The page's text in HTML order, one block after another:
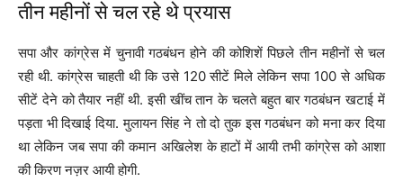
तीन महीनों से चल रहे थे प्रयास
सपा और कांग्रेस में चुनावी गठबंधन होने की कोशिशें पिछले तीन महीनों से चल
रही थी. कांग्रेस चाहती थी कि उसे 120 सीटें मिले लेकिन सपा 100 से अधिक
सीटें देने को तैयार नहीं थी. इसी खींच तान के चलते बहुत बार गठबंधन खटाई में
पड़ता भी दिखाई दिया. मुलायन सिंह ने तो दो तुक इस गठबंधन को मना कर दिया
था लेकिन जब सपा की कमान अखिलेश के हाटों में आयी तभी कांग्रेस को आशा
की किरण नज़र आयी होगी.